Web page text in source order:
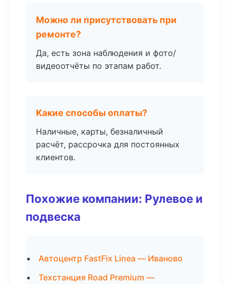
Можно ли присутствовать при
ремонте?
Да, есть зона наблюдения и фото/
видеоотчёты по этапам работ.
Какие способы оплаты?
Наличные, карты, безналичный
расчёт, рассрочка для постоянных
клиентов.
Похожие компании: Рулевое и
подвеска
Автоцентр FastFix Linea — Иваново
Техстанция Road Premium —